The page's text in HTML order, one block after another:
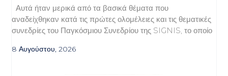
Αυτά ήταν μερικά από τα βασικά θέματα που
αναδείχθηκαν κατά τις πρώτες ολομέλειες και τις θεματικές
συνεδρίες του Παγκόσμιου Συνεδρίου της SIGNIS, το οποίο
8 Αυγούστου, 2026